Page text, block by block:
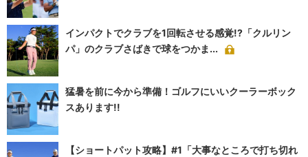
インパクトでクラブを1回転させる感覚!?「クルリン
パ」のクラブさばきで球をつかま...
猛暑を前に今から準備！ゴルフにいいクーラーボック
スあります!!
【ショートパット攻略】#1「大事なところで打ち切れ